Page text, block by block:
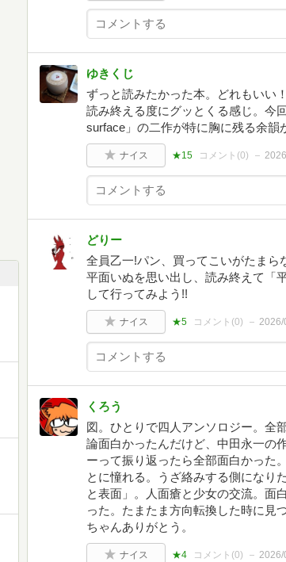
ゆきくじ
ずっと読みたかった本。どれもいい
読み終える度にグッとくる感じ。今
surface」の二作が特に胸に残る余韻
ナイス ★15 コメント(0)
どりー
全員乙一!パン、買ってこいがたま
平面いぬを思い出し、読み終えて「
して行ってみよう!!
ナイス ★5 コメント(0) 2026/
くろう
図。ひとりで四人アンソロジー。全
論面白かったんだけど、中田永一の
ーって振り返ったら全部面白かった
とに憧れる。うざ絡みする側になり
と表面」。人面瘡と少女の交流。面
った。たまたま方向転換した時に見
ちゃんありがとう。
ナイス ★4 コメント(0) 2026/